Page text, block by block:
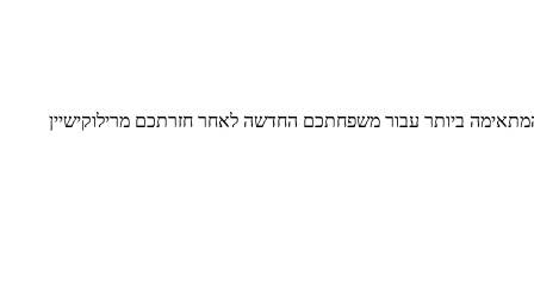
ביותר עבור משפחתכם החדשה לאחר חזרתכם מרילוקישיין